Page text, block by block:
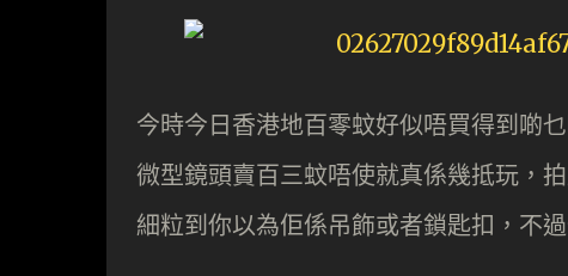
今時今日香港地百零蚊好似唔買得到啲
微型鏡頭賣百三蚊唔使就真係幾抵玩，
細粒到你以為佢係吊飾或者鎖匙扣，不